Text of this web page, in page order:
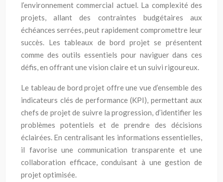
l’environnement commercial actuel. La complexité des
projets, allant des contraintes budgétaires aux
échéances serrées, peut rapidement compromettre leur
succès. Les tableaux de bord projet se présentent
comme des outils essentiels pour naviguer dans ces
défis, en offrant une vision claire et un suivi rigoureux.
Le tableau de bord projet offre une vue d’ensemble des
indicateurs clés de performance (KPI), permettant aux
chefs de projet de suivre la progression, d’identifier les
problèmes potentiels et de prendre des décisions
éclairées. En centralisant les informations essentielles,
il favorise une communication transparente et une
collaboration efficace, conduisant à une gestion de
projet optimisée.